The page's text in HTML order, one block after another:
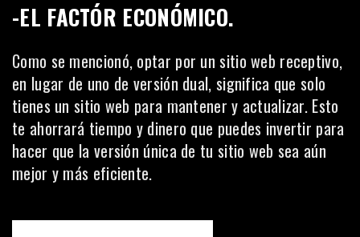
-EL FACTÓR ECONÓMICO.
Como se mencionó, optar por un sitio web receptivo,
en lugar de uno de versión dual, significa que solo
tienes un sitio web para mantener y actualizar. Esto
te ahorrará tiempo y dinero que puedes invertir para
hacer que la versión única de tu sitio web sea aún
mejor y más eficiente.